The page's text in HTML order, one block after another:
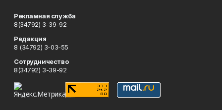
Рекламная служба
8(34792) 3-39-92
Редакция
8 (34792) 3-03-55
Сотрудничество
8(34792) 3-39-92